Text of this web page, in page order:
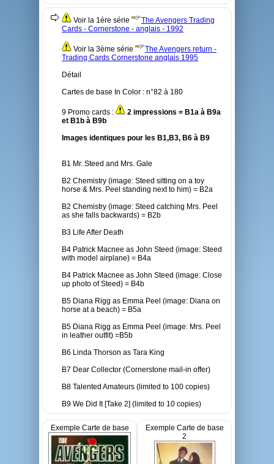
Voir la 1ère série
The Avengers Trading
Cards - Cornerstone - anglais - 1992
Voir la 3ème série
The Avengers return -
Trading Cards Cornerstone anglais 1995
Détail
Cartes de base In Color : n°82 à 180
9 Promo cards :
2 impressions = B1a à B9a
et B1b à B9b
Images identiques pour les B1,B3, B6 à B9
B1 Mr. Steed and Mrs. Gale
B2 Chemistry (image: Steed sitting on a toy
horse & Mrs. Peel standing next to him) = B2a
B2 Chemistry (image: Steed catching Mrs. Peel
as she falls backwards) = B2b
B3 Life After Death
B4 Patrick Macnee as John Steed (image: Steed
with model airplane) = B4a
B4 Patrick Macnee as John Steed (image: Close
up photo of Steed) = B4b
B5 Diana Rigg as Emma Peel (image: Diana on
horse at a beach) = B5a
B5 Diana Rigg as Emma Peel (image: Mrs. Peel
in leather outfit) =B5b
B6 Linda Thorson as Tara King
B7 Dear Collector (Cornerstone mail-in offer)
B8 Talented Amateurs (limited to 100 copies)
B9 We Did It [Take 2] (limited to 10 copies)
Exemple Carte de base
Exemple Carte de base
2